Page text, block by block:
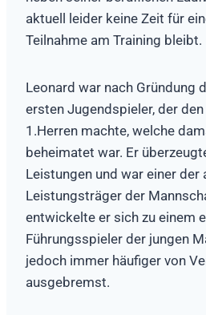
aktuell leider keine Zeit für
Teilnahme am Training bleibt.
Leonard war nach Gründung
ersten Jugendspieler, der
1.Herren machte, welche
beheimatet war. Er
Leistungen und war einer der
Leistungsträger der
entwickelte er sich zu einem
Führungsspieler der jungen
jedoch immer häufiger von
ausgebremst.